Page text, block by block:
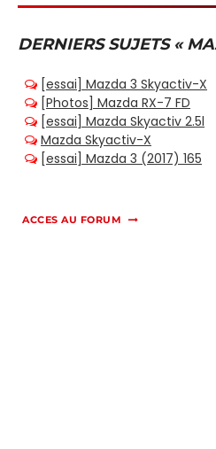
DERNIERS SUJETS «
ACCES AU FORUM